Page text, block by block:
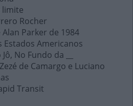
limite
Rocher
Alan Parker de 1984
Estados Americanos
No Fundo da __
de Camargo e Luciano
Transit